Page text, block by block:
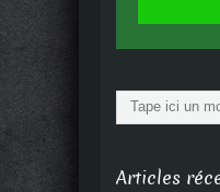
Rechercher
Articles